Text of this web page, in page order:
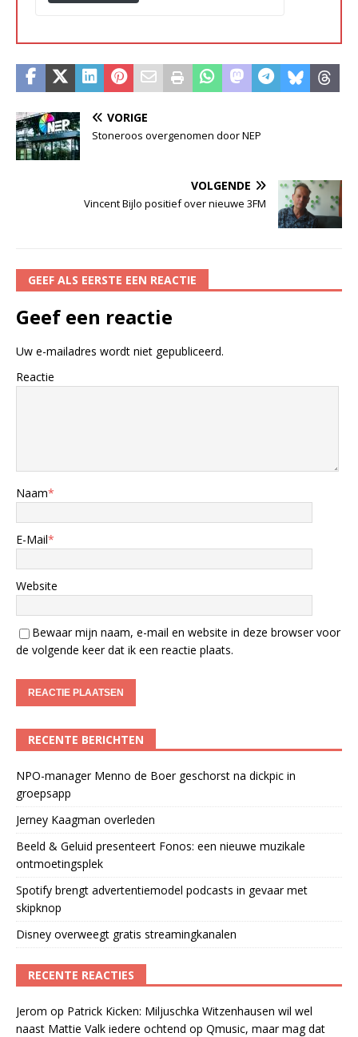
VORIGE
Stoneroos overgenomen door NEP
VOLGENDE
Vincent Bijlo positief over nieuwe 3FM
GEEF ALS EERSTE EEN REACTIE
Geef een reactie
Uw e-mailadres wordt niet gepubliceerd.
Reactie
Naam*
E-Mail*
Website
Bewaar mijn naam, e-mail en website in deze browser voor
de volgende keer dat ik een reactie plaats.
RECENTE BERICHTEN
NPO-manager Menno de Boer geschorst na dickpic in
groepsapp
Jerney Kaagman overleden
Beeld & Geluid presenteert Fonos: een nieuwe muzikale
ontmoetingsplek
Spotify brengt advertentiemodel podcasts in gevaar met
skipknop
Disney overweegt gratis streamingkanalen
RECENTE REACTIES
Jerom op Patrick Kicken: Miljuschka Witzenhausen wil wel
naast Mattie Valk iedere ochtend op Qmusic, maar mag dat